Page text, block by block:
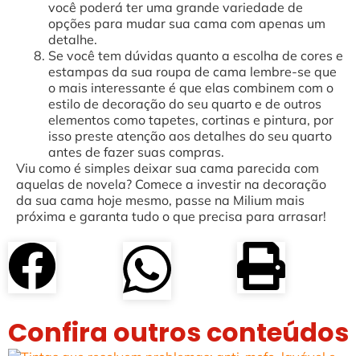
você poderá ter uma grande variedade de
opções para mudar sua cama com apenas um
detalhe.
Se você tem dúvidas quanto a escolha de cores e
estampas da sua roupa de cama lembre-se que
o mais interessante é que elas combinem com o
estilo de decoração do seu quarto e de outros
elementos como tapetes, cortinas e pintura, por
isso preste atenção aos detalhes do seu quarto
antes de fazer suas compras.
Viu como é simples deixar sua cama parecida com
aquelas de novela? Comece a investir na decoração
da sua cama hoje mesmo, passe na Milium mais
próxima e garanta tudo o que precisa para arrasar!
Confira outros conteúdos